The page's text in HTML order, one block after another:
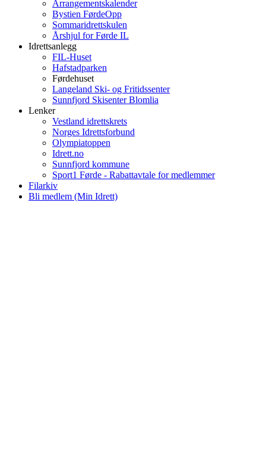
Arrangementskalender
Bystien FørdeOpp
Sommaridrettskulen
Årshjul for Førde IL
Idrettsanlegg
FIL-Huset
Hafstadparken
Førdehuset
Langeland Ski- og Fritidssenter
Sunnfjord Skisenter Blomlia
Lenker
Vestland idrettskrets
Norges Idrettsforbund
Olympiatoppen
Idrett.no
Sunnfjord kommune
Sport1 Førde - Rabattavtale for medlemmer
Filarkiv
Bli medlem (Min Idrett)